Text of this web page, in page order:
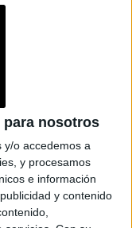
nosotros
y/o accedemos a
y procesamos
e información
y contenido
de
abril:
clave